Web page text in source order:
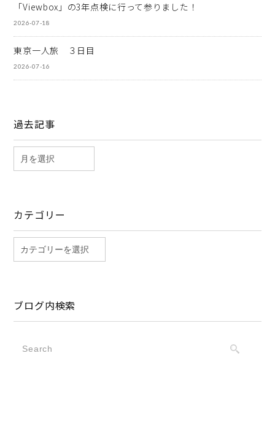
「Viewbox」の3年点検に行って参りました！
2026-07-18
東京一人旅 ３日目
2026-07-16
過去記事
カテゴリー
ブログ内検索